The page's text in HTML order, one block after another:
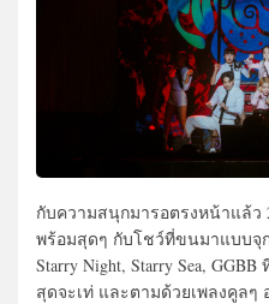
กับความสนุกมารอตรงหน้าแล้
พร้อมสุดๆ กับโชว์ที่ขนมาแบบจุ
Starry Night, Starry Sea,
สุดจะเท่ และตามด้วยเพลงคูลๆ